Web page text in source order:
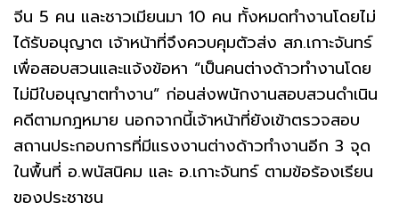
จีน 5 คน และชาวเมียนมา 10 คน ทั้งหมดทำงานโดยไม่
ได้รับอนุญาต เจ้าหน้าที่จึงควบคุมตัวส่ง สภ.เกาะจันทร์
เพื่อสอบสวนและแจ้งข้อหา “เป็นคนต่างด้าวทำงานโดย
ไม่มีใบอนุญาตทำงาน” ก่อนส่งพนักงานสอบสวนดำเนิน
คดีตามกฎหมาย นอกจากนี้เจ้าหน้าที่ยังเข้าตรวจสอบ
สถานประกอบการที่มีแรงงานต่างด้าวทำงานอีก 3 จุด
ในพื้นที่ อ.พนัสนิคม และ อ.เกาะจันทร์ ตามข้อร้องเรียน
ของประชาชน